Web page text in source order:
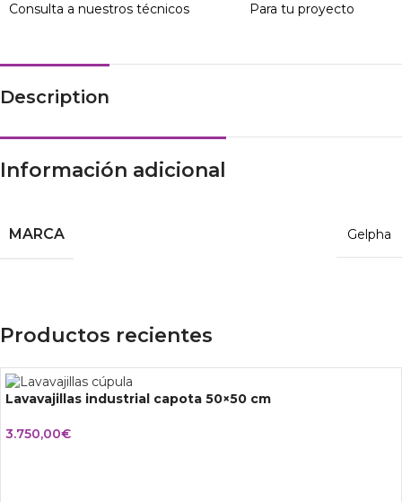
Consulta a nuestros técnicos Para tu proyecto
Description
Información adicional
MARCA Gelpha
Productos recientes
Lavavajillas industrial capota 50×50 cm
3.750,00€